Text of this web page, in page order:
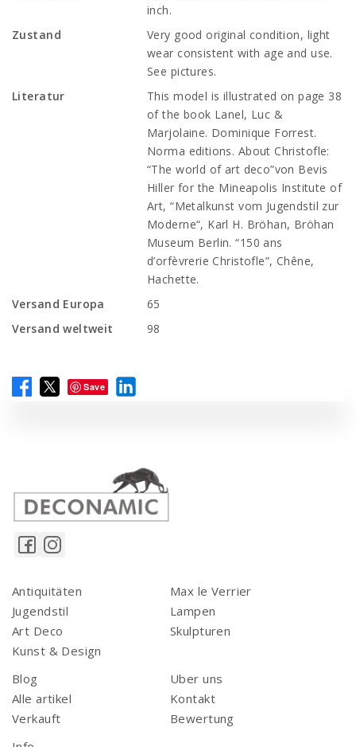
inch.
Zustand
Very good original condition, light
wear consistent with age and use.
See pictures.
Literatur
This model is illustrated on page 38
of the book Lanel, Luc &
Marjolaine. Dominique Forrest.
Norma editions. About Christofle:
“The world of art deco”von Bevis
Hiller for the Mineapolis Institute of
Art, “Metalkunst vom Jugendstil zur
Moderne“, Karl H. Bröhan, Bröhan
Museum Berlin. “150 ans
d’orfèvrerie Christofle”, Chêne,
Hachette.
Versand Europa
65
Versand weltweit
98
Save
Antiquitäten
Jugendstil
Art Deco
Kunst & Design
Max le Verrier
Lampen
Skulpturen
Blog
Alle artikel
Verkauft
Uber uns
Kontakt
Bewertung